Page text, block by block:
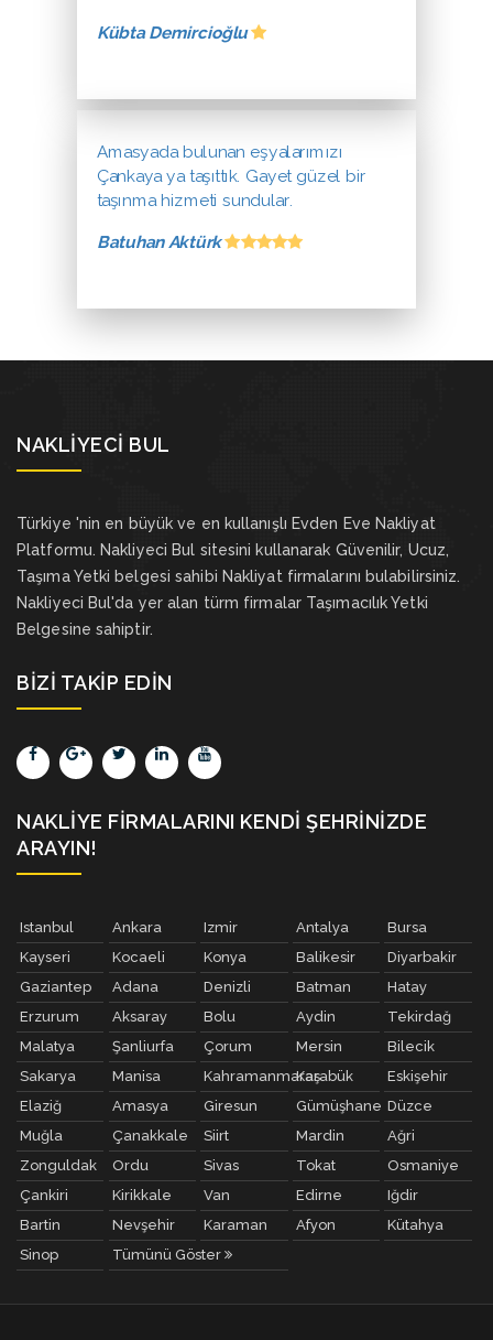
Kübta Demircioğlu
Amasyada bulunan eşyalarımızı
Çankaya ya taşıttık. Gayet güzel bir
taşınma hizmeti sundular.
Batuhan Aktürk
NAKLIYECI BUL
Türkiye 'nin en büyük ve en kullanışlı Evden Eve Nakliyat
Platformu. Nakliyeci Bul sitesini kullanarak Güvenilir, Ucuz,
Taşıma Yetki belgesi sahibi Nakliyat firmalarını bulabilirsiniz.
Nakliyeci Bul'da yer alan türm firmalar Taşımacılık Yetki
Belgesine sahiptir.
BIZI TAKIP EDIN
NAKLIYE FIRMALARINI KENDI ŞEHRINIZDE
ARAYIN!
Istanbul Ankara Izmir Antalya
Bursa
Kayseri
Kocaeli Konya Balikesir
Diyarbakir
Gaziantep
Adana Denizli Batman
Hatay
Erzurum
Aksaray Bolu Aydin
Tekirdağ
Malatya
Şanliurfa Çorum Mersin
Bilecik
Sakarya
Manisa KahramanmaraşKarabük
Eskişehir
Elaziğ
Amasya Giresun Gümüşhane Düzce
Muğla
Çanakkale Siirt Mardin
Ağri
Zonguldak
Ordu Sivas Tokat
Osmaniye
Çankiri
Kirikkale Van Edirne
Iğdir
Bartin
Nevşehir Karaman Afyon
Kütahya
Sinop
Tümünü Göster